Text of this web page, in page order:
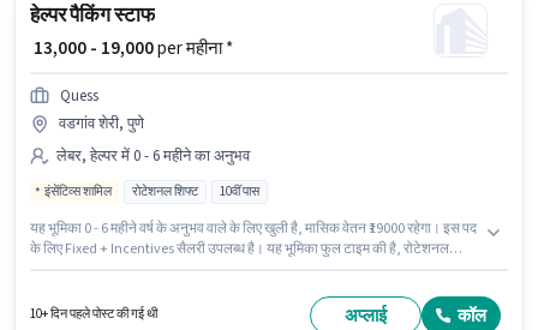
हेल्पर पैकिंग स्टाफ
₹ 13,000 - 19,000per महीना *
Quess
वडगांव शेरी, पुणे
लेबर, हेल्पर में 0 - 6 महीने का अनुभव
इंसेंटिव्स शामिल रोटेशनल शिफ्ट 10वीं पास
यह भूमिका 0 - 6 महीने वर्ष के अनुभव वाले के लिए खुली है, मासिक वेतन ₹19000 रहेगा। इस पद
के लिए Fixed + Incentives सैलरी उपलब्ध है। यह भूमिका फुल टाइम की है, रोटेशनल
10वीं पास डिग्री या सर्टिफिकेट होना चाहिए।
10+ दिन पहले पोस्ट की गई थी अप्लाई कॉल